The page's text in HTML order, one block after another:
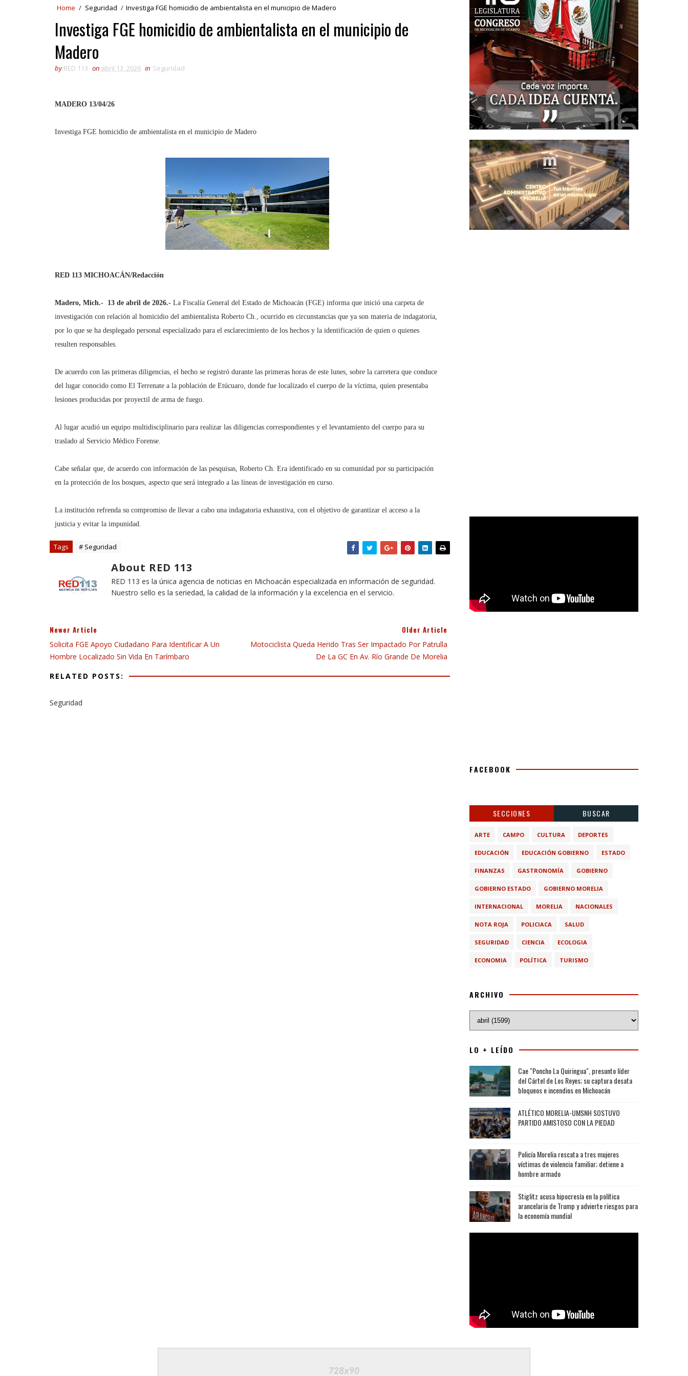
Home / Seguridad / Investiga FGE homicidio de ambientalista en el municipio de Madero
Investiga FGE homicidio de ambientalista en el municipio de
Madero
by RED 113 on abril 13, 2026 in Seguridad
MADERO 13/04/26
Investiga FGE homicidio de ambientalista en el municipio de Madero
RED 113 MICHOACÁN/Redacción
Madero, Mich.- 13 de abril de 2026.- La Fiscalía General del Estado de Michoacán (FGE) informa que inició una carpeta de
investigación con relación al homicidio del ambientalista Roberto Ch., ocurrido en circunstancias que ya son materia de indagatoria,
por lo que se ha desplegado personal especializado para el esclarecimiento de los hechos y la identificación de quien o quienes
resulten responsables.
De acuerdo con las primeras diligencias, el hecho se registró durante las primeras horas de este lunes, sobre la carretera que conduce
del lugar conocido como El Terrenate a la población de Etúcuaro, donde fue localizado el cuerpo de la víctima, quien presentaba
lesiones producidas por proyectil de arma de fuego.
Al lugar acudió un equipo multidisciplinario para realizar las diligencias correspondientes y el levantamiento del cuerpo para su
traslado al Servicio Médico Forense.
Cabe señalar que, de acuerdo con información de las pesquisas, Roberto Ch. Era identificado en su comunidad por su participación
en la protección de los bosques, aspecto que será integrado a las líneas de investigación en curso.
La institución refrenda su compromiso de llevar a cabo una indagatoria exhaustiva, con el objetivo de garantizar el acceso a la
justicia y evitar la impunidad.
Tags # Seguridad
About RED 113
RED 113 es la única agencia de noticias en Michoacán especializada en información de seguridad.
Nuestro sello es la seriedad, la calidad de la información y la excelencia en el servicio.
Newer Article
Solicita FGE Apoyo Ciudadano Para Identificar A Un
Hombre Localizado Sin Vida En Tarímbaro
Older Article
Motociclista Queda Herido Tras Ser Impactado Por Patrulla
De La GC En Av. Río Grande De Morelia
RELATED POSTS:
Seguridad
FACEBOOK
SECCIONES BUSCAR
ARTE CAMPO CULTURA DEPORTES
EDUCACIÓN EDUCACIÓN GOBIERNO ESTADO
FINANZAS GASTRONOMÍA GOBIERNO
GOBIERNO ESTADO GOBIERNO MORELIA
INTERNACIONAL MORELIA NACIONALES
NOTA ROJA POLICIACA SALUD
SEGURIDAD CIENCIA ECOLOGIA
ECONOMIA POLÍTICA TURISMO
ARCHIVO
LO + LEÍDO
Cae "Poncho La Quiringua", presunto líder
del Cártel de Los Reyes; su captura desata
bloqueos e incendios en Michoacán
ATLÉTICO MORELIA-UMSNH SOSTUVO
PARTIDO AMISTOSO CON LA PIEDAD
Policía Morelia rescata a tres mujeres
víctimas de violencia familiar; detiene a
hombre armado
Stiglitz acusa hipocresía en la política
arancelaria de Trump y advierte riesgos para
la economía mundial